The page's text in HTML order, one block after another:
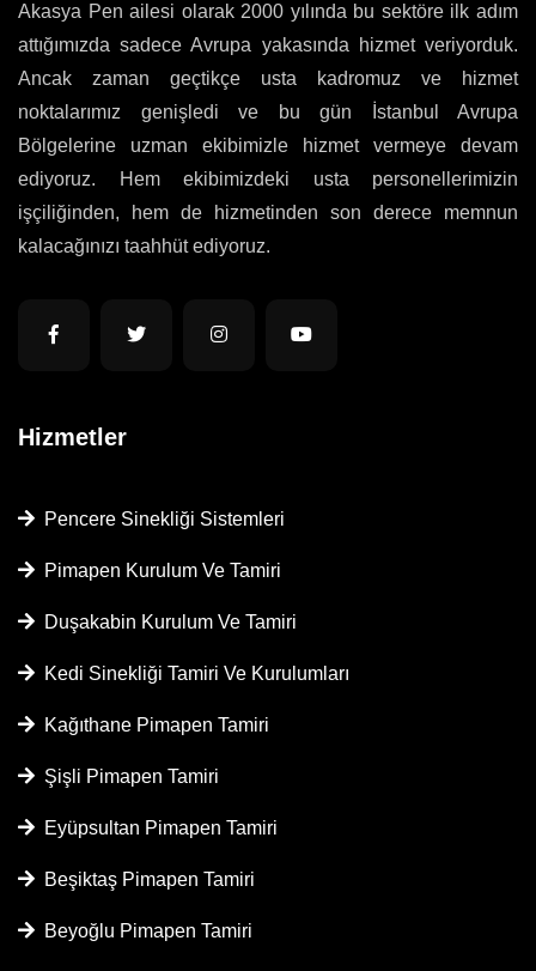
Akasya Pen ailesi olarak 2000 yılında bu sektöre ilk adım
attığımızda sadece Avrupa yakasında hizmet veriyorduk.
Ancak zaman geçtikçe usta kadromuz ve hizmet
noktalarımız genişledi ve bu gün İstanbul Avrupa
Bölgelerine uzman ekibimizle hizmet vermeye devam
ediyoruz. Hem ekibimizdeki usta personellerimizin
işçiliğinden, hem de hizmetinden son derece memnun
kalacağınızı taahhüt ediyoruz.
Hizmetler
Pencere Sinekliği Sistemleri
Pimapen Kurulum Ve Tamiri
Duşakabin Kurulum Ve Tamiri
Kedi Sinekliği Tamiri Ve Kurulumları
Kağıthane Pimapen Tamiri
Şişli Pimapen Tamiri
Eyüpsultan Pimapen Tamiri
Beşiktaş Pimapen Tamiri
Beyoğlu Pimapen Tamiri